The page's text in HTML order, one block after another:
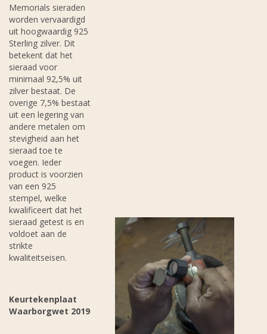
Memorials sieraden
worden vervaardigd
uit hoogwaardig 925
Sterling zilver. Dit
betekent dat het
sieraad voor
minimaal 92,5% uit
zilver bestaat. De
overige 7,5% bestaat
uit een legering van
andere metalen om
stevigheid aan het
sieraad toe te
voegen. Ieder
product is voorzien
van een 925
stempel, welke
kwalificeert dat het
sieraad getest is en
voldoet aan de
strikte
kwaliteitseisen.
Keurtekenplaat
Waarborgwet 2019